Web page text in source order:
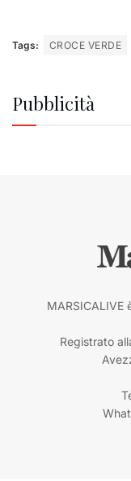
Tags: CROCE VERDE
Pubblicità
MARSICALIVE
Registrato